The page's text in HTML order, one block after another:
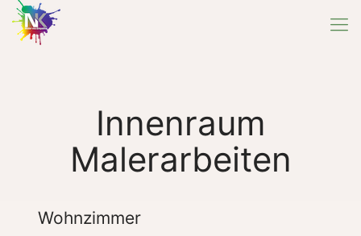
Innenraum
Malerarbeiten
Wohnzimmer